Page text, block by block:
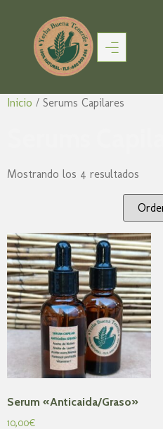
Inicio / Serums Capilares
Mostrando los 4 resultados
Serum «Anticaida/Graso»
10,00€